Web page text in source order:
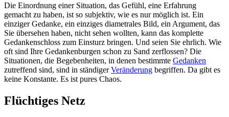
Die Einordnung einer Situation, das Gefühl, eine Erfahrung
gemacht zu haben, ist so subjektiv, wie es nur möglich ist. Ein
einziger Gedanke, ein einziges diametrales Bild, ein Argument, das
Sie übersehen haben, nicht sehen wollten, kann das komplette
Gedankenschloss zum Einsturz bringen. Und seien Sie ehrlich. Wie
oft sind Ihre Gedankenburgen schon zu Sand zerflossen? Die
Situationen, die Begebenheiten, in denen bestimmte Gedanken
zutreffend sind, sind in ständigerVeränderung begriffen. Da gibt es
keine Konstante. Es ist pures Chaos.
Flüchtiges Netz